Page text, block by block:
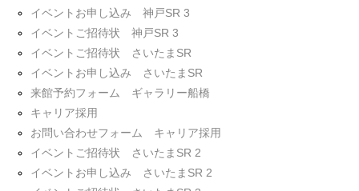
イベントお申し込み 神戸SR 3
イベントご招待状 神戸SR 3
イベントご招待状 さいたまSR
イベントお申し込み さいたまSR
来館予約フォーム ギャラリー船橋
キャリア採用
お問い合わせフォーム キャリア採用
イベントご招待状 さいたまSR 2
イベントお申し込み さいたまSR 2